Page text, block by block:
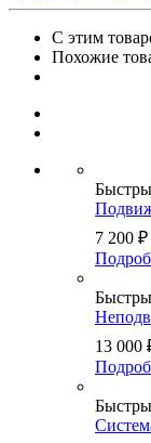
С этим
Похожие
7 200 ₽
13 000